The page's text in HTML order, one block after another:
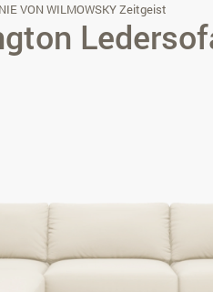
VON WILMOWSKY Zeitgeist